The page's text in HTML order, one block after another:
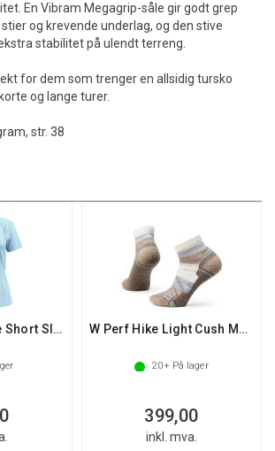
En Vibram Megagrip-såle gir godt grep
og krevende underlag, og den stive
stabilitet på ulendt terreng.
for dem som trenger en allsidig tursko
og lange turer.
str. 38
W Active Ultralite Short Sleeve W Perf Hike Light Cush Margarita Ankle
20+På lager
399,00
inkl. mva.